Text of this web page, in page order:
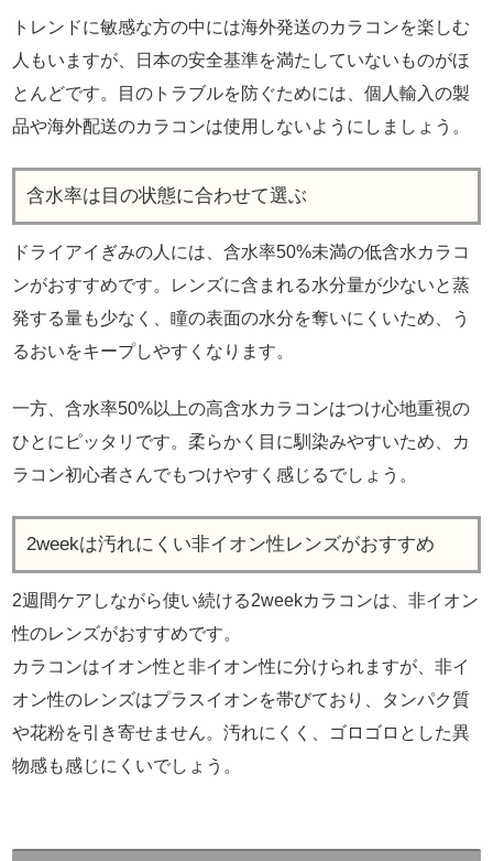
トレンドに敏感な方の中には海外発送のカラコンを楽しむ
人もいますが、日本の安全基準を満たしていないものがほ
とんどです。目のトラブルを防ぐためには、個人輸入の製
品や海外配送のカラコンは使用しないようにしましょう。
含水率は目の状態に合わせて選ぶ
ドライアイぎみの人には、含水率50%未満の低含水カラコ
ンがおすすめです。レンズに含まれる水分量が少ないと蒸
発する量も少なく、瞳の表面の水分を奪いにくいため、う
るおいをキープしやすくなります。
一方、含水率50%以上の高含水カラコンはつけ心地重視の
ひとにピッタリです。柔らかく目に馴染みやすいため、カ
ラコン初心者さんでもつけやすく感じるでしょう。
2weekは汚れにくい非イオン性レンズがおすすめ
2週間ケアしながら使い続ける2weekカラコンは、非イオン
性のレンズがおすすめです。
カラコンはイオン性と非イオン性に分けられますが、非イ
オン性のレンズはプラスイオンを帯びており、タンパク質
や花粉を引き寄せません。汚れにくく、ゴロゴロとした異
物感も感じにくいでしょう。